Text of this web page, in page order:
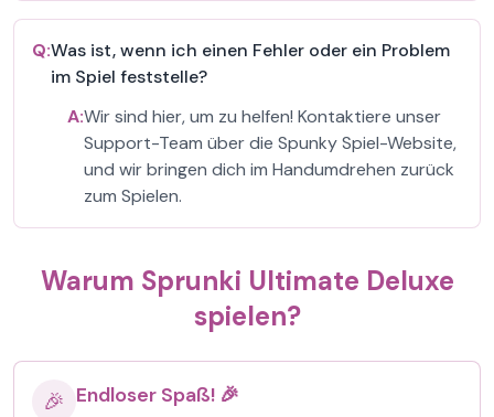
Q:Was ist, wenn ich einen Fehler oder ein Problem
im Spiel feststelle?
A:Wir sind hier, um zu helfen! Kontaktiere unser
Support-Team über die Spunky Spiel-Website,
und wir bringen dich im Handumdrehen zurück
zum Spielen.
Warum Sprunki Ultimate Deluxe
spielen?
🎉 Endloser Spaß! 🎉